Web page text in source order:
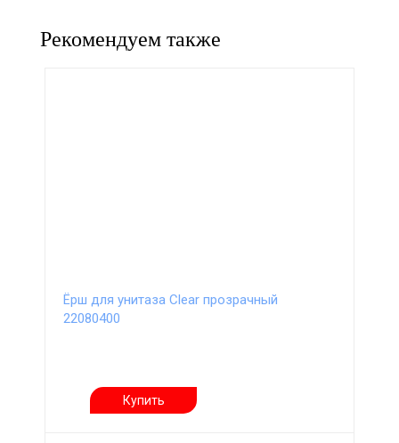
Рекомендуем также
Ёрш для унитаза Clear прозрачный
22080400
Купить